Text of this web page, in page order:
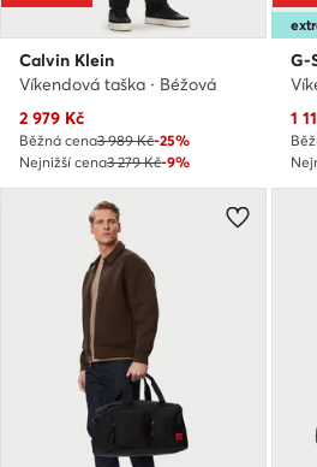
Calvin Klein
Víkendová taška · Béžová
Aktuální cena
2 979 Kč
Běžná cena3 989 Kč-25%
Nejnižší cena3 279 Kč-9%
G-
1